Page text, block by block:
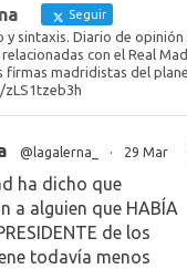
Seguir
y sintaxis. Diario de opinión
con el Real
firmas madridistas del
@lagalerna_ · 29 Mar
ha dicho que
a alguien que HABÍA
de los
todavía menos